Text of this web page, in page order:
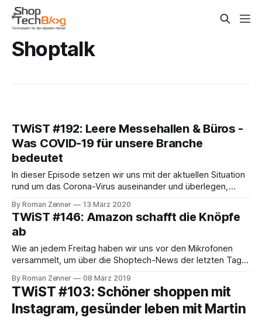
Shoptalk
TWiST #192: Leere Messehallen & Büros -
Was COVID-19 für unsere Branche
bedeutet
In dieser Episode setzen wir uns mit der aktuellen Situation
rund um das Corona-Virus auseinander und überlegen,
Handel haben könnte. Hier eine kurze, nicht erschöpfende
Liste von Dingen, die in dieser Woche geschehen sind: * Die
IWE wurde (bereits letzte Woche und
By Roman Zenner 13 März 2020
TWiST #146: Amazon schafft die Knöpfe
ab
Wie an jedem Freitag haben wir uns vor den Mikrofonen
versammelt, um über die Shoptech-News der letzten Tage
seine Dash-Buttons vom Markt nimmt. Ihr kennt sie
sicherlich, kleine selbstklebende, mit dem WLAN verbunde
Plastikknöpfe, über die man auf die
By Roman Zenner 08 März 2019
TWiST #103: Schöner shoppen mit
Instagram, gesünder leben mit Martin